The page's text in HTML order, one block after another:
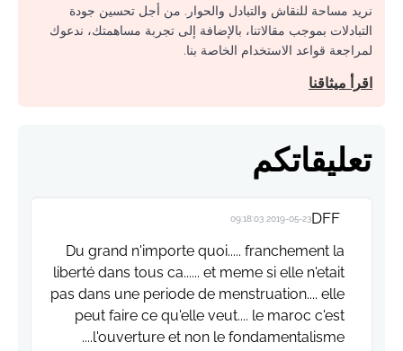
نريد مساحة للنقاش والتبادل والحوار. من أجل تحسين جودة
التبادلات بموجب مقالاتنا، بالإضافة إلى تجربة مساهمتك، ندعوك
لمراجعة قواعد الاستخدام الخاصة بنا.
اقرأ ميثاقنا
تعليقاتكم
DFF
2019-05-23 09:18:03
Du grand n'importe quoi..... franchement la
liberté dans tous ca...... et meme si elle n'etait
pas dans une periode de menstruation.... elle
peut faire ce qu'elle veut.... le maroc c'est
l'ouverture et non le fondamentalisme....